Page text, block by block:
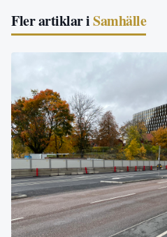
Fler artiklar iSamhälle